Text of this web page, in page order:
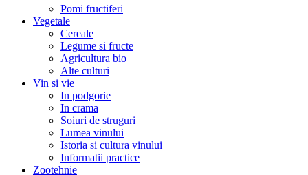
Pomi fructiferi
Vegetale
Cereale
Legume si fructe
Agricultura bio
Alte culturi
Vin si vie
In podgorie
In crama
Soiuri de struguri
Lumea vinului
Istoria si cultura vinului
Informatii practice
Zootehnie